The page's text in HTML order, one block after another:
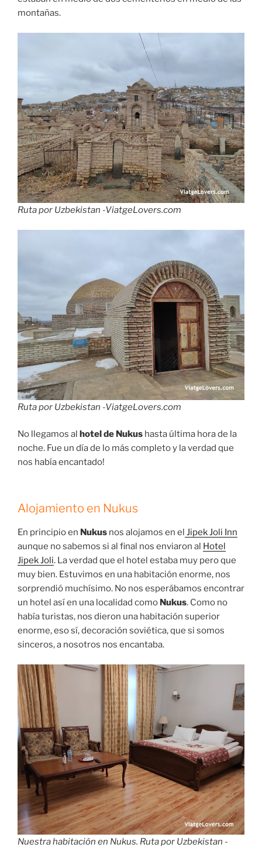
montañas.
Ruta por Uzbekistan -ViatgeLovers.com
Ruta por Uzbekistan -ViatgeLovers.com
No llegamos al hotel de Nukus hasta última hora de la
noche. Fue un día de lo más completo y la verdad que
nos había encantado!
Alojamiento en Nukus
En principio en Nukus nos alojamos en el Jipek Joli Inn
aunque no sabemos si al final nos enviaron al Hotel
Jipek Joli. La verdad que el hotel estaba muy pero que
muy bien. Estuvimos en una habitación enorme, nos
sorprendió muchísimo. No nos esperábamos encontrar
un hotel así en una localidad como Nukus. Como no
había turistas, nos dieron una habitación superior
enorme, eso sí, decoración soviética, que si somos
sinceros, a nosotros nos encantaba.
Nuestra habitación en Nukus. Ruta por Uzbekistan -